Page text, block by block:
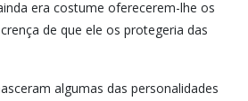
era costume oferecerem-lhe os
de que ele os protegeria das
algumas das personalidades